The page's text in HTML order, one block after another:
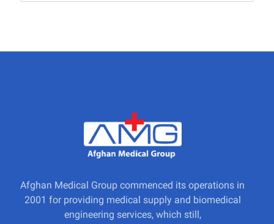
Afghan Medical Group commenced its operations in
2001 for providing medical supply and biomedical
engineering services, which still,